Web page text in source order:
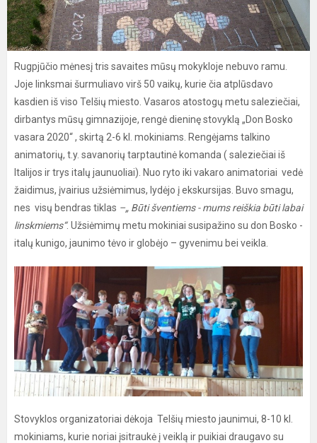
Rugpjūčio mėnesį tris savaites mūsų mokykloje nebuvo ramu.
Joje linksmai šurmuliavo virš 50 vaikų, kurie čia atplūsdavo
kasdien iš viso Telšių miesto. Vasaros atostogų metu saleziečiai,
dirbantys mūsų gimnazijoje, rengė dieninę stovyklą „Don Bosko
vasara 2020“ , skirtą 2-6 kl. mokiniams. Rengėjams talkino
animatorių, t.y. savanorių tarptautinė komanda ( saleziečiai iš
Italijos ir trys italų jaunuoliai). Nuo ryto iki vakaro animatoriai vedė
žaidimus, įvairius užsiėmimus, lydėjo į ekskursijas. Buvo smagu,
nes visų bendras tiklas –„ Būti šventiems - mums reiškia būti labai
linskmiems“. Užsiėmimų metu mokiniai susipažino su don Bosko -
italų kunigo, jaunimo tėvo ir globėjo – gyvenimu bei veikla.
Stovyklos organizatoriai dėkoja Telšių miesto jaunimui, 8-10 kl.
mokiniams, kurie noriai įsitraukė į veiklą ir puikiai draugavo su